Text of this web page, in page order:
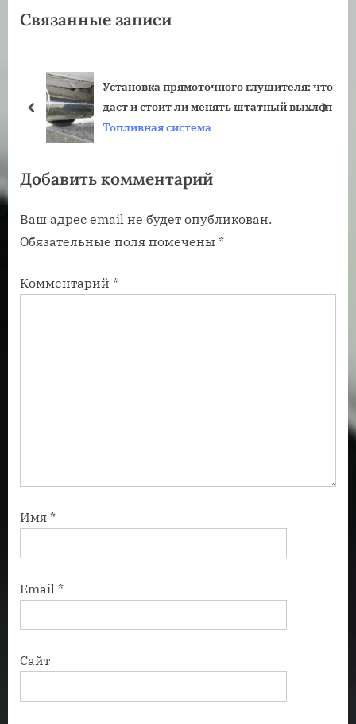
ы
д
а
а
и
с
:
д
у
щ
а
я
а
и
с
:
Связанные записи
Установка прямоточного глушителя: что
даст и стоит ли менять штатный выхлоп
Топливная система
пред
Добавить комментарий
Ваш адрес email не будет опубликован.
Обязательные поля помечены *
Комментарий *
Имя *
Email *
Сайт